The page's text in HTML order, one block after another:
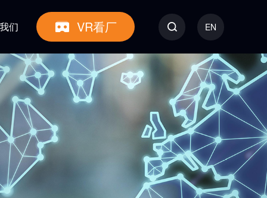
更多产品
电芯
电池模块（金属外壳）
房车&船类电池
工业类电池
质量控制
们 VR看厂 EN